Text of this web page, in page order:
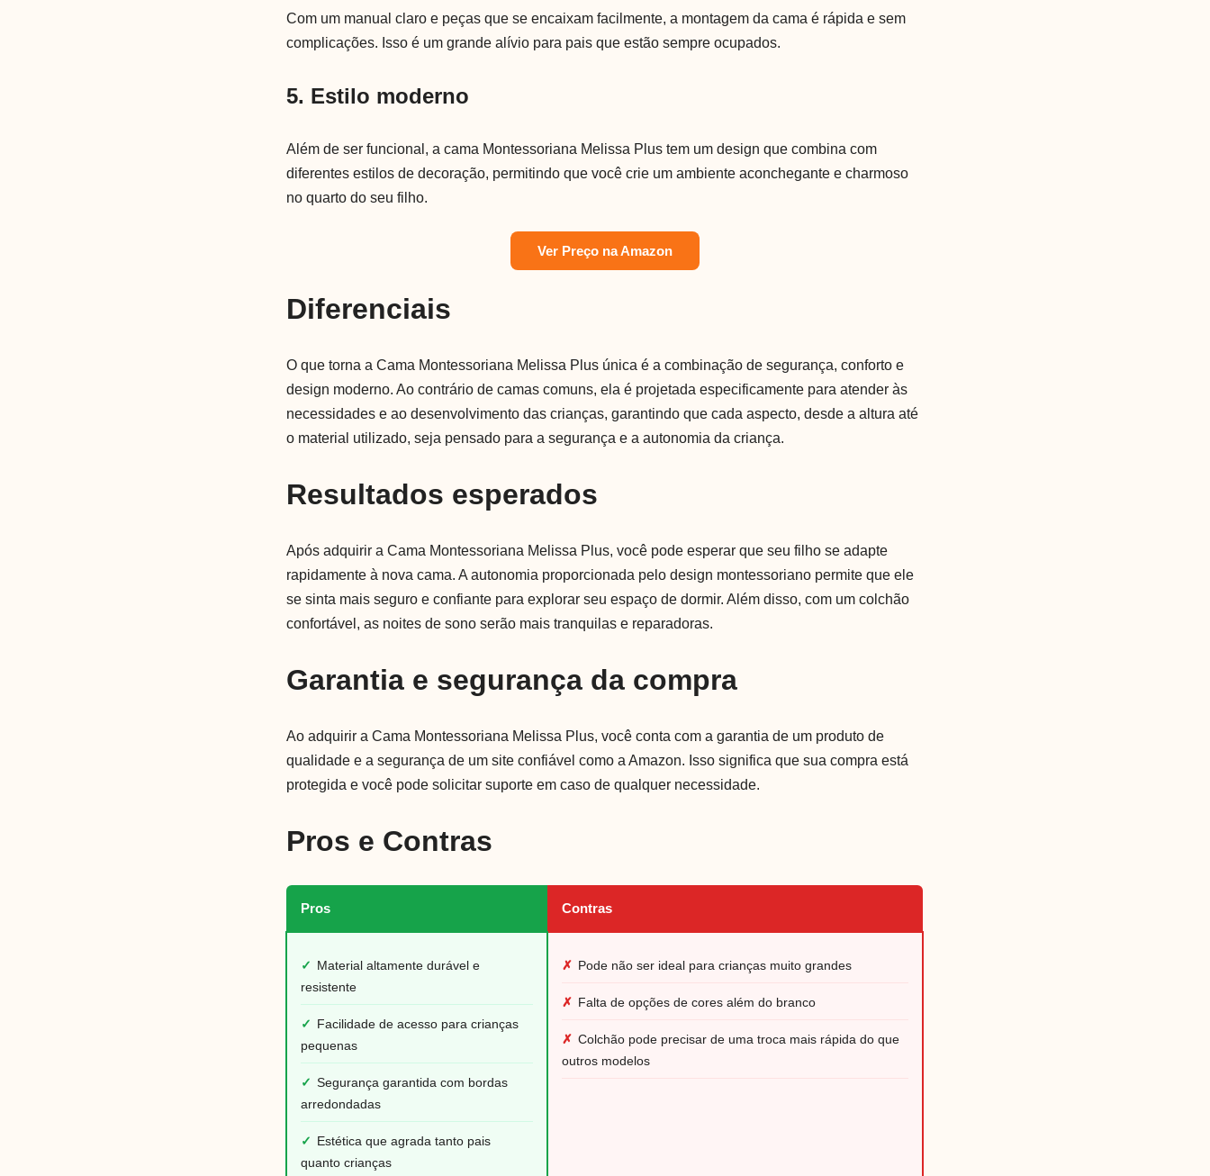
Com um manual claro e peças que se encaixam facilmente, a montagem da cama é rápida e sem
complicações. Isso é um grande alívio para pais que estão sempre ocupados.
5. Estilo moderno
Além de ser funcional, a cama Montessoriana Melissa Plus tem um design que combina com
diferentes estilos de decoração, permitindo que você crie um ambiente aconchegante e charmoso
no quarto do seu filho.
Ver Preço na Amazon
Diferenciais
O que torna a Cama Montessoriana Melissa Plus única é a combinação de segurança, conforto e
design moderno. Ao contrário de camas comuns, ela é projetada especificamente para atender às
necessidades e ao desenvolvimento das crianças, garantindo que cada aspecto, desde a altura até
o material utilizado, seja pensado para a segurança e a autonomia da criança.
Resultados esperados
Após adquirir a Cama Montessoriana Melissa Plus, você pode esperar que seu filho se adapte
rapidamente à nova cama. A autonomia proporcionada pelo design montessoriano permite que ele
se sinta mais seguro e confiante para explorar seu espaço de dormir. Além disso, com um colchão
confortável, as noites de sono serão mais tranquilas e reparadoras.
Garantia e segurança da compra
Ao adquirir a Cama Montessoriana Melissa Plus, você conta com a garantia de um produto de
qualidade e a segurança de um site confiável como a Amazon. Isso significa que sua compra está
protegida e você pode solicitar suporte em caso de qualquer necessidade.
Pros e Contras
Pros Contras
✓ Material altamente durável e
resistente
✓ Facilidade de acesso para crianças
pequenas
✓ Segurança garantida com bordas
arredondadas
✓ Estética que agrada tanto pais
quanto crianças
✗ Pode não ser ideal para crianças muito grandes
✗ Falta de opções de cores além do branco
✗ Colchão pode precisar de uma troca mais rápida do que
outros modelos